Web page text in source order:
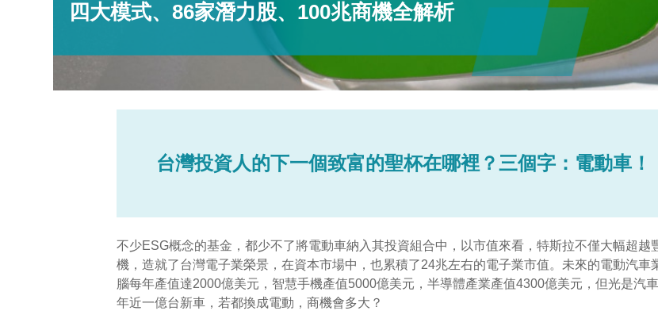
四大模式、86家潛力股、100兆商機全解析
台灣投資人的下一個致富的聖杯在哪裡？三個字：電動車！
不少ESG概念的基金，都少不了將電動車納入其投資組合中，以市值來看，特斯拉不僅大幅超
機，造就了台灣電子業榮景，在資本市場中，也累積了24兆左右的電子業市值。未來的電動汽
腦每年產值達2000億美元，智慧手機產值5000億美元，半導體產業產值4300億美元，但光是汽
年近一億台新車，若都換成電動，商機會多大？